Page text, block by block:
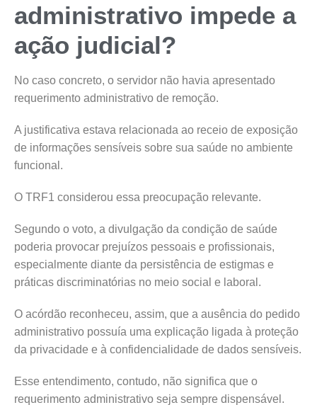
administrativo impede a
ação judicial?
No caso concreto, o servidor não havia apresentado
requerimento administrativo de remoção.
A justificativa estava relacionada ao receio de exposição
de informações sensíveis sobre sua saúde no ambiente
funcional.
O TRF1 considerou essa preocupação relevante.
Segundo o voto, a divulgação da condição de saúde
poderia provocar prejuízos pessoais e profissionais,
especialmente diante da persistência de estigmas e
práticas discriminatórias no meio social e laboral.
O acórdão reconheceu, assim, que a ausência do pedido
administrativo possuía uma explicação ligada à proteção
da privacidade e à confidencialidade de dados sensíveis.
Esse entendimento, contudo, não significa que o
requerimento administrativo seja sempre dispensável.